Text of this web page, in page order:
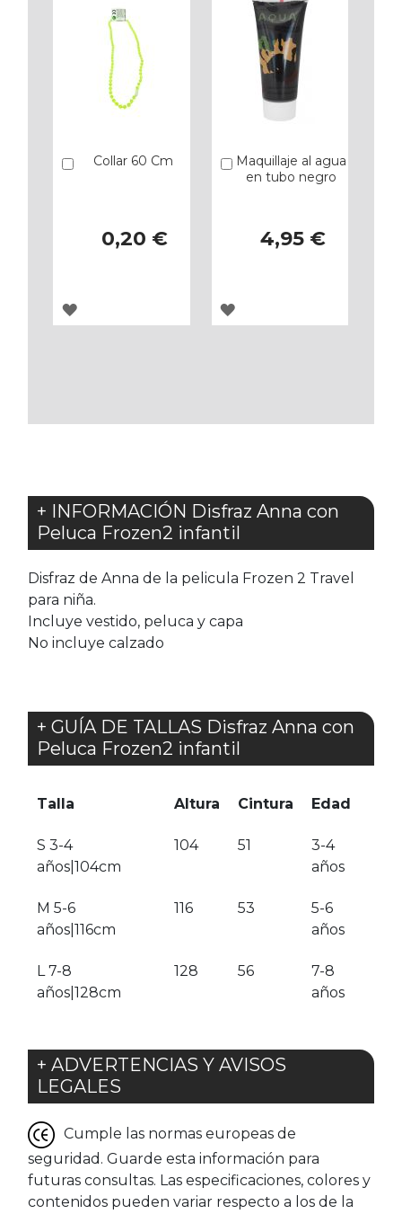
Collar 60 Cm
0,20 €
Añadir
AGREGAR
Maquillaje al agua
en tubo negro
4,95 €
Añadir
AGREGAR
+ INFORMACIÓN Disfraz Anna con
Peluca Frozen2 infantil
Disfraz de Anna de la pelicula Frozen 2 Travel
para niña.
Incluye vestido, peluca y capa
No incluye calzado
+ GUÍA DE TALLAS Disfraz Anna con
Peluca Frozen2 infantil
Talla Altura Cintura Edad
S 3-4
años|104cm
104 51
3-4
años
M 5-6
años|116cm
116 53
5-6
años
L 7-8
años|128cm
128 56
7-8
años
+ ADVERTENCIAS Y AVISOS
LEGALES
Cumple las normas europeas de
seguridad. Guarde esta información para
futuras consultas. Las especificaciones, colores y
contenidos pueden variar respecto a los de la